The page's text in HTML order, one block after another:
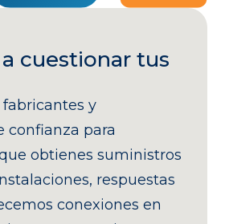
cuestionar tus
y
confianza para
obtienes suministros
respuestas
conexiones en